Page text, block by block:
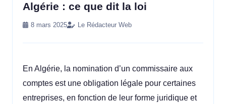
Algérie : ce que dit la loi
8 mars 2025 Le Rédacteur Web
En Algérie, la nomination d’un commissaire aux
comptes est une obligation légale pour certaines
entreprises, en fonction de leur forme juridique et